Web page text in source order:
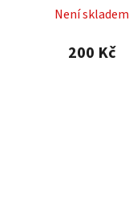
Není skladem
200 Kč